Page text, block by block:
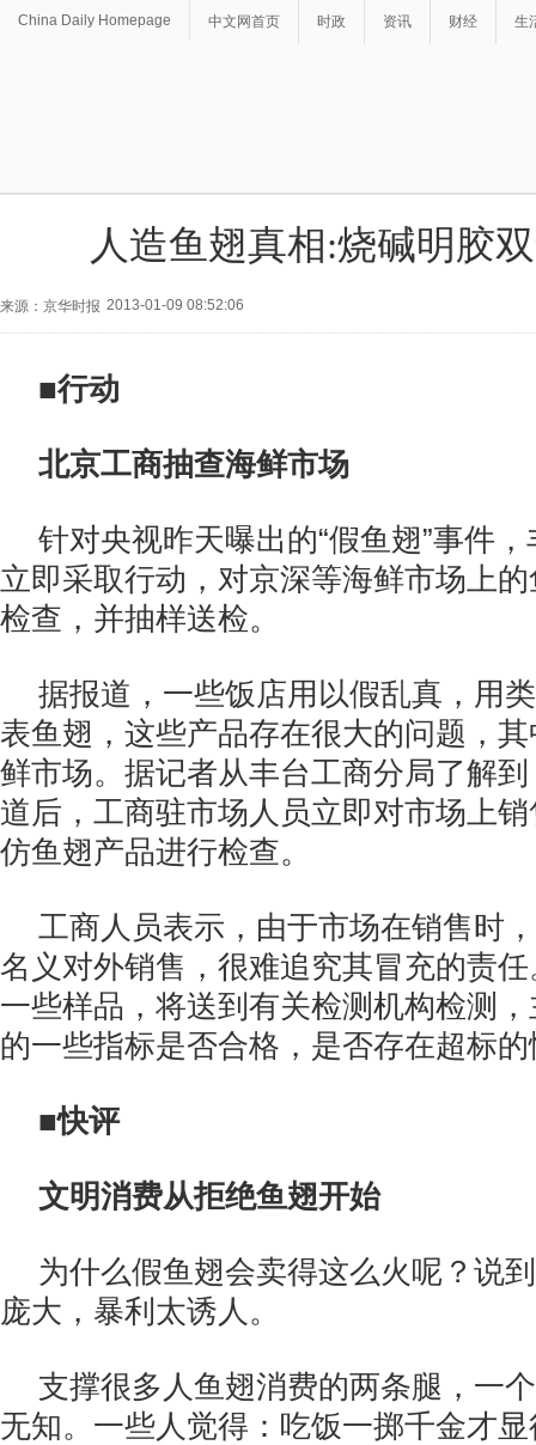
China Daily Homepage 中文网首页 时政 资讯 财经 生
人造鱼翅真相:烧碱明胶
来源：京华时报 2013-01-09 08:52:06
■行动
北京工商抽查海鲜市场
针对央视昨天曝出的“假鱼翅”事件
立即采取行动，对京深等海鲜市场上
检查，并抽样送检。
据报道，一些饭店用以假乱真，用
表鱼翅，这些产品存在很大的问题，
鲜市场。据记者从丰台工商分局了解
道后，工商驻市场人员立即对市场上
仿鱼翅产品进行检查。
工商人员表示，由于市场在销售时
名义对外销售，很难追究其冒充的责
一些样品，将送到有关检测机构检测
的一些指标是否合格，是否存在超标
■快评
文明消费从拒绝鱼翅开始
为什么假鱼翅会卖得这么火呢？说
庞大，暴利太诱人。
支撑很多人鱼翅消费的两条腿，一
无知。一些人觉得：吃饭一掷千金才